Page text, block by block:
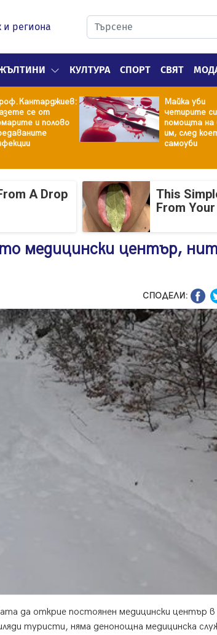
и региона
КУЛТУРА СПОРТ СВЯТ
се от
и полово
Майка уби
четирите
помощта на
им, след
самоуби
A Drop
This
From
медицински център,
СПОДЕЛИ:
да открие постоянен медицински център в
туристи, няма денонощна медицинска